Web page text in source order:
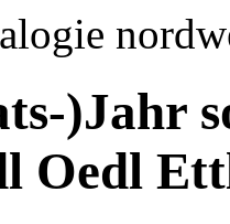
)Jahr
Oedl